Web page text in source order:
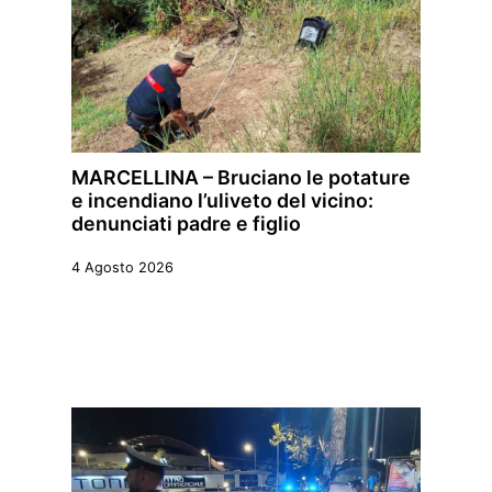
MARCELLINA – Bruciano le potature
e incendiano l’uliveto del vicino:
denunciati padre e figlio
4 Agosto 2026